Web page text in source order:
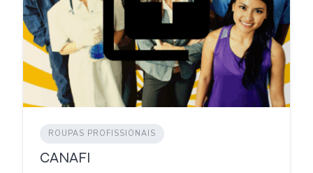
ROUPAS PROFISSIONAIS
CANAFI